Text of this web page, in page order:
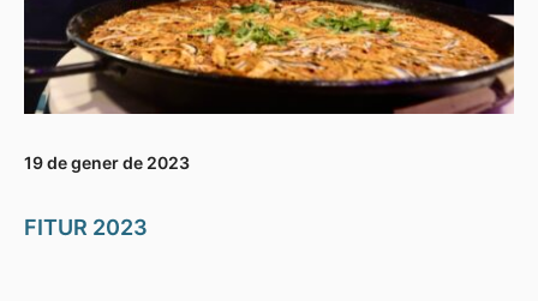
19 de gener de 2023
FITUR 2023